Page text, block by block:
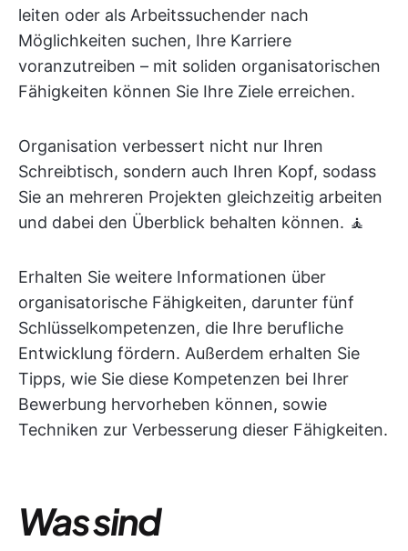
leiten oder als Arbeitssuchender nach
Möglichkeiten suchen, Ihre Karriere
voranzutreiben – mit soliden organisatorischen
Fähigkeiten können Sie Ihre Ziele erreichen.
Organisation verbessert nicht nur Ihren
Schreibtisch, sondern auch Ihren Kopf, sodass
Sie an mehreren Projekten gleichzeitig arbeiten
und dabei den Überblick behalten können. 🧘
Erhalten Sie weitere Informationen über
organisatorische Fähigkeiten, darunter fünf
Schlüsselkompetenzen, die Ihre berufliche
Entwicklung fördern. Außerdem erhalten Sie
Tipps, wie Sie diese Kompetenzen bei Ihrer
Bewerbung hervorheben können, sowie
Techniken zur Verbesserung dieser Fähigkeiten.
Was sind